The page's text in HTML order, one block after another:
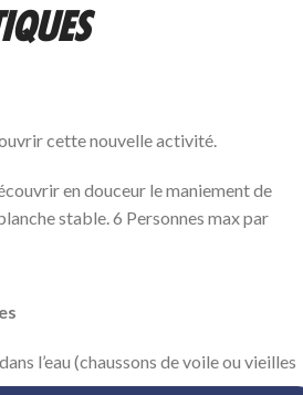
cette nouvelle activité.
en douceur le maniement de
stable. 6 Personnes max par
l’eau (chaussons de voile ou vieilles